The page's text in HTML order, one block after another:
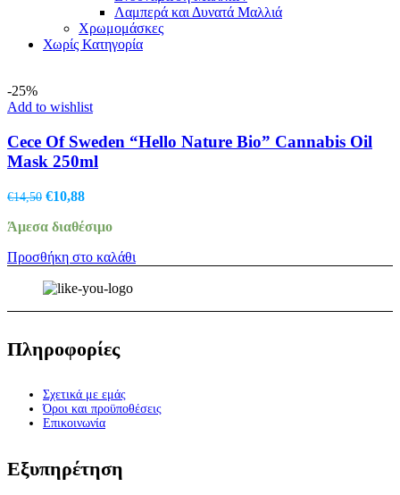
Λαμπερά και Δυνατά Μαλλιά
Χρωμομάσκες
Χωρίς Κατηγορία
-25%
Add to wishlist
Cece Of Sweden “Ηello Nature Bio” Cannabis Oil
Mask 250ml
€14,50 Original
was:
€10,88Η
τιμή
€10,88.
Άμεσα διαθέσιμο
Προσθήκη στο καλάθι
Πληροφορίες
Σχετικά με εμάς
Όροι και προϋποθέσεις
Επικοινωνία
Εξυπηρέτηση